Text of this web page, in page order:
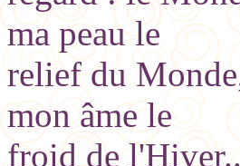
ma peau le
relief du
mon âme le
froid de